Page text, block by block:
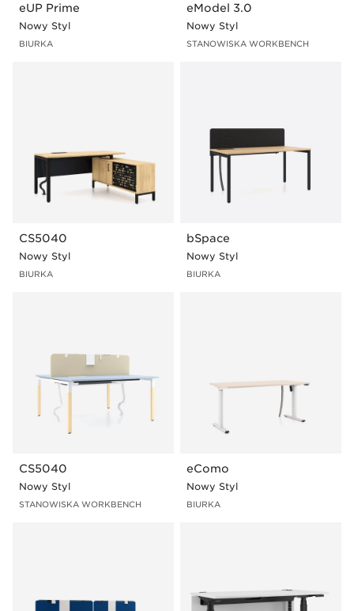
eUP Prime
Nowy Styl
BIURKA
eModel 3.0
Nowy Styl
STANOWISKA WORKBENCH
CS5040
Nowy Styl
BIURKA
bSpace
Nowy Styl
BIURKA
CS5040
Nowy Styl
STANOWISKA WORKBENCH
eComo
Nowy Styl
BIURKA